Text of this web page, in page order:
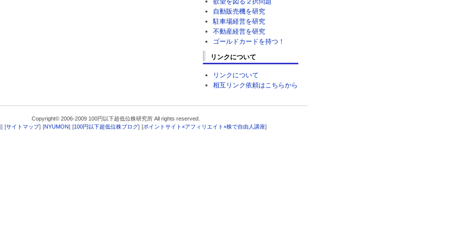
自動販売機を研究
駐車場経営を研究
不動産経営を研究
ゴールドカードを持つ！
リンクについて
リンクについて
相互リンク依頼はこちらから
Copyright© 2006-2009 100円以下超低位株研究所 All rights reserved.
] [サイトマップ] [NYUMON] [100円以下超低位株ブログ] [ポイントサイト×アフィリエイト×株で自由人講座]